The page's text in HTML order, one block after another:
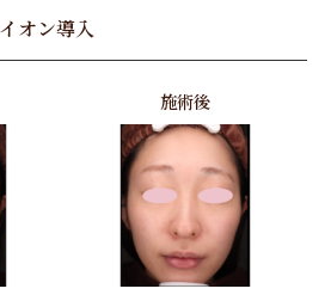
オン導入
施術後